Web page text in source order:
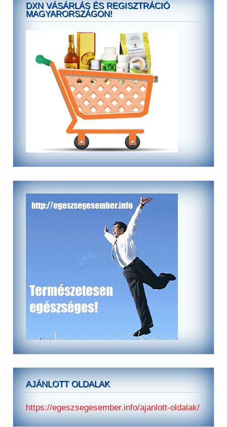
DXN VÁSÁRLÁS ÉS REGISZTRÁCIÓ
MAGYARORSZÁGON!
AJÁNLOTT OLDALAK
https://egeszsegesember.info/ajanlott-oldalak/